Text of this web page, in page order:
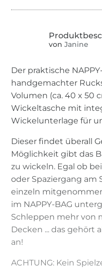
von Janine
Der praktische
handgemachter
Volumen (ca. 40 x 50
Wickeltasche mit
Wickelunterlage für
Dieser findet überall
Möglichkeit gibt das
zu wickeln. Egal ob
oder Spaziergang am
einzeln
im NAPPY-BAG
Schleppen mehr von
Decken ... das gehört
an!
ACHTUNG: Kein